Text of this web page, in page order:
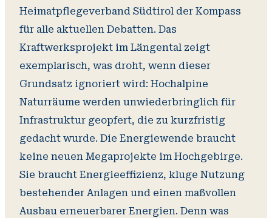
Heimatpflegeverband Südtirol der Kompass
für alle aktuellen Debatten. Das
Kraftwerksprojekt im Längental zeigt
exemplarisch, was droht, wenn dieser
Grundsatz ignoriert wird: Hochalpine
Naturräume werden unwiederbringlich für
Infrastruktur geopfert, die zu kurzfristig
gedacht wurde. Die Energiewende braucht
keine neuen Megaprojekte im Hochgebirge.
Sie braucht Energieeffizienz, kluge Nutzung
bestehender Anlagen und einen maßvollen
Ausbau erneuerbarer Energien. Denn was